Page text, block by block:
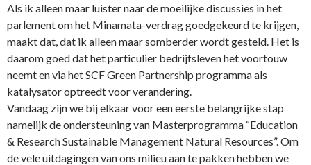
Als ik alleen maar luister naar de moeilijke discussies in het
parlement om het Minamata-verdrag goedgekeurd te krijgen,
maakt dat, dat ik alleen maar somberder wordt gesteld. Het is
daarom goed dat het particulier bedrijfsleven het voortouw
neemt en via het SCF Green Partnership programma als
katalysator optreedt voor verandering.
Vandaag zijn we bij elkaar voor een eerste belangrijke stap
namelijk de ondersteuning van Masterprogramma “Education
& Research Sustainable Management Natural Resources”. Om
de vele uitdagingen van ons milieu aan te pakken hebben we